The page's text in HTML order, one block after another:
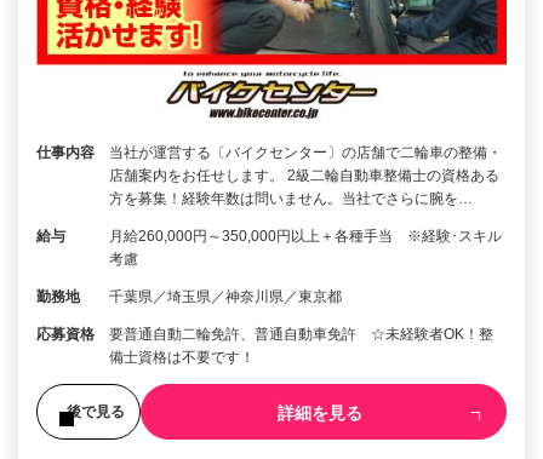
仕事内容
当社が運営する〔バイクセンター〕の店舗で二輪車の整備・
店舗案内をお任せします。 2級二輪自動車整備士の資格ある
方を募集！経験年数は問いません。当社でさらに腕を…
給与
月給260,000円～350,000円以上＋各種手当 ※経験･スキル
考慮
勤務地 千葉県／埼玉県／神奈川県／東京都
応募資格
要普通自動二輪免許、普通自動車免許 ☆未経験者OK！整
備士資格は不要です！
後で見る 詳細を見る